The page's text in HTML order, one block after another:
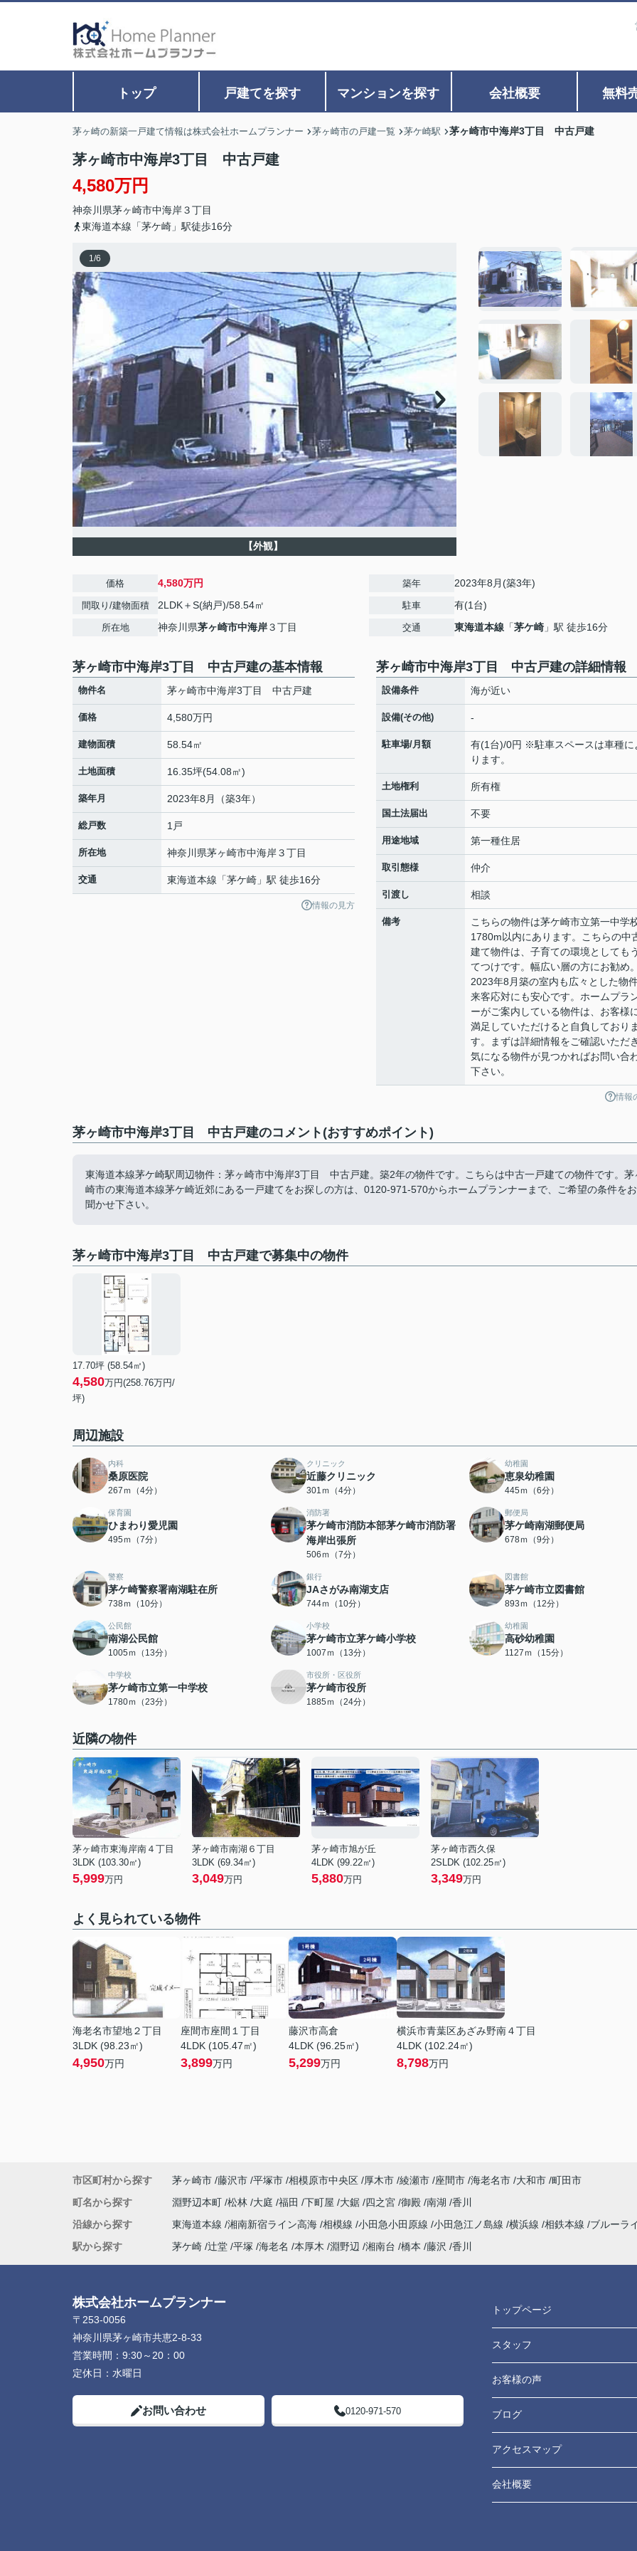
トップ 戸建てを探す マンションを探す 会社概要 無料
茅ヶ崎の新築一戸建て情報は株式会社ホームプランナー 茅ヶ崎市の戸建一覧 茅ケ崎駅 茅ヶ崎市中海岸3丁目 中古戸建
茅ヶ崎市中海岸3丁目 中古戸建
4,580万円
神奈川県茅ヶ崎市中海岸３丁目
東海道本線「茅ケ崎」駅徒歩16分
1/6
【外観】
価格 4,580万円
間取り/建物面積 2LDK＋S(納戸)/58.54㎡
所在地 神奈川県茅ヶ崎市中海岸３丁目
築年 2023年8月(築3年)
駐車 有(1台)
交通 東海道本線 「茅ケ崎 」駅 徒歩16分
茅ヶ崎市中海岸3丁目 中古戸建の基本情報
物件名 茅ヶ崎市中海岸3丁目 中古戸建
価格 4,580万円
建物面積 58.54㎡
土地面積 16.35坪(54.08㎡)
築年月 2023年8月（築3年）
総戸数 1戸
所在地 神奈川県茅ヶ崎市中海岸３丁目
交通 東海道本線 「茅ケ崎 」駅 徒歩16分
情報の見方
茅ヶ崎市中海岸3丁目 中古戸建の詳細情報
設備条件 海が近い
設備(その他) -
駐車場/月額
有(1台)/0円 ※駐車スペースは車種に
ります。
土地権利 所有権
国土法届出 不要
用途地域 第一種住居
取引態様 仲介
引渡し 相談
備考
こちらの物件は茅ケ崎市立第一中学
1780m以内にあります。こちらの中
建て物件は、子育ての環境としても
てつけです。幅広い層の方にお勧め。
2023年8月築の室内も広々とした物
来客応対にも安心です。ホームプラ
ーがご案内している物件は、お客様
満足していただけると自負しておりま
す。まずは詳細情報をご確認いただき
気になる物件が見つかればお問い合
下さい。
情報
茅ヶ崎市中海岸3丁目 中古戸建のコメント(おすすめポイント)
東海道本線茅ケ崎駅周辺物件：茅ヶ崎市中海岸3丁目 中古戸建。築2年の物件です。こちらは中古一戸建ての物件です。茅
崎市の東海道本線茅ケ崎近郊にある一戸建てをお探しの方は、0120-971-570からホームプランナーまで、ご希望の条件をお
聞かせ下さい。
茅ヶ崎市中海岸3丁目 中古戸建で募集中の物件
17.70坪 (58.54㎡)
4,580万円(258.76万円/
坪)
周辺施設
内科
桑原医院
267ｍ（4分）
クリニック
近藤クリニック
301ｍ（4分）
幼稚園
恵泉幼稚園
445ｍ（6分）
保育園
ひまわり愛児園
495ｍ（7分）
消防署
茅ケ崎市消防本部茅ケ崎市消防署
海岸出張所
506ｍ（7分）
郵便局
茅ケ崎南湖郵便局
678ｍ（9分）
警察
茅ケ崎警察署南湖駐在所
738ｍ（10分）
銀行
JAさがみ南湖支店
744ｍ（10分）
図書館
茅ケ崎市立図書館
893ｍ（12分）
公民館
南湖公民館
1005ｍ（13分）
小学校
茅ケ崎市立茅ケ崎小学校
1007ｍ（13分）
幼稚園
高砂幼稚園
1127ｍ（15分）
中学校
茅ケ崎市立第一中学校
1780ｍ（23分）
市役所・区役所
茅ケ崎市役所
1885ｍ（24分）
近隣の物件
茅ヶ崎市東海岸南４丁目
3LDK (103.30㎡)
5,999万円
茅ヶ崎市南湖６丁目
3LDK (69.34㎡)
3,049万円
茅ヶ崎市旭が丘
4LDK (99.22㎡)
5,880万円
茅ヶ崎市西久保
2SLDK (102.25㎡)
3,349万円
よく見られている物件
海老名市望地２丁目
3LDK (98.23㎡)
4,950万円
座間市座間１丁目
4LDK (105.47㎡)
3,899万円
藤沢市高倉
4LDK (96.25㎡)
5,299万円
横浜市青葉区あざみ野南４丁目
4LDK (102.24㎡)
8,798万円
市区町村から探す 茅ヶ崎市 藤沢市 平塚市 相模原市中央区 厚木市 綾瀬市 座間市 海老名市 大和市 町田市
町名から探す
淵野辺本町 松林 大庭 福田 下町屋 大鋸 四之宮 御殿 南湖 香川
沿線から探す
東海道本線 湘南新宿ライン高海 相模線 小田急小田原線 小田急江ノ島線 横浜線 相鉄本線 ブルーラ
駅から探す
茅ケ崎 辻堂 平塚 海老名 本厚木 淵野辺 湘南台 橋本 藤沢 香川
株式会社ホームプランナー
〒253-0056
神奈川県茅ヶ崎市共恵2-8-33
営業時間： 9:30～20：00
定休日： 水曜日
お問い合わせ 0120-971-570
トップページ
スタッフ
お客様の声
ブログ
アクセスマップ
会社概要